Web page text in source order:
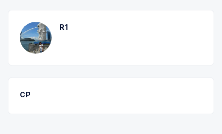
R1
CP